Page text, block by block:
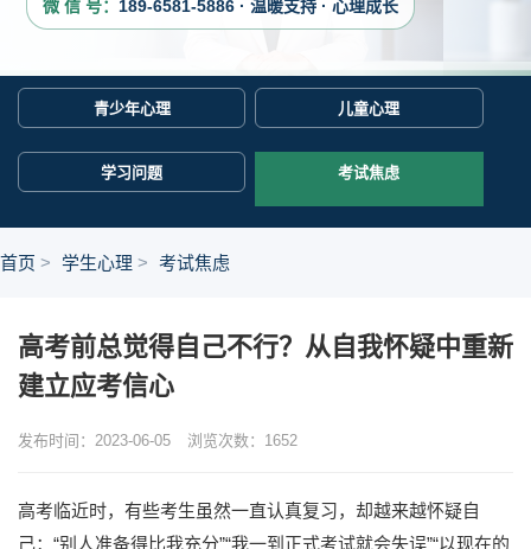
微 信 号： 189-6581-5886 · 温暖支持 · 心理成长
青少年心理 儿童心理
学习问题 考试焦虑
首页 学生心理 考试焦虑
高考前总觉得自己不行？从自我怀疑中重新
建立应考信心
发布时间：2023-06-05 浏览次数： 1652
高考临近时，有些考生虽然一直认真复习，却越来越怀疑自
己：“别人准备得比我充分”“我一到正式考试就会失误”“以现在的